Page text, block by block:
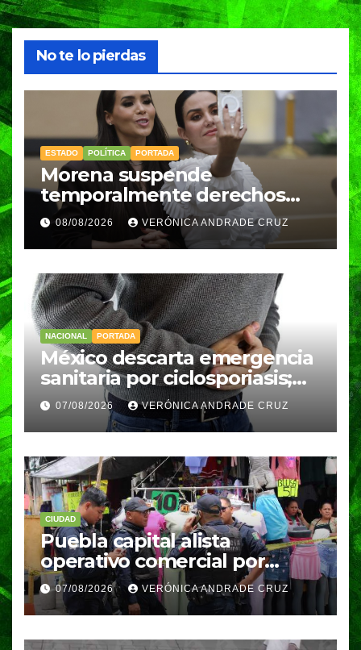
No te lo pierdas
ESTADO POLÍTICA PORTADA
Morena suspende
temporalmente derechos
partidarios de Nayeli Salvatori
y Graciela Palomares
08/08/2026 VERÓNICA ANDRADE CRUZ
NACIONAL PORTADA
México descarta emergencia
sanitaria por ciclosporiasis;
reportan 33 casos en dos
meses
07/08/2026 VERÓNICA ANDRADE CRUZ
CIUDAD
Puebla capital alista
operativo comercial por
fiestas patrias y regreso a
clases
07/08/2026 VERÓNICA ANDRADE CRUZ